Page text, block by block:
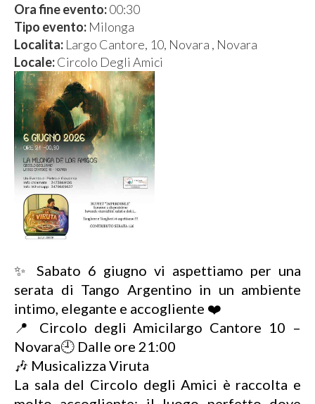
Ora fine evento:00:30
Tipo evento: Milonga
Localita: Largo Cantore, 10, Novara , Novara
Locale:Circolo Degli Amici
✨ Sabato 6 giugno vi aspettiamo per una
serata di Tango Argentino in un ambiente
intimo, elegante e accogliente ❤️
📍 Circolo degli Amicilargo Cantore 10 –
Novara🕘 Dalle ore 21:00
🎶 Musicalizza Viruta
La sala del Circolo degli Amici è raccolta e